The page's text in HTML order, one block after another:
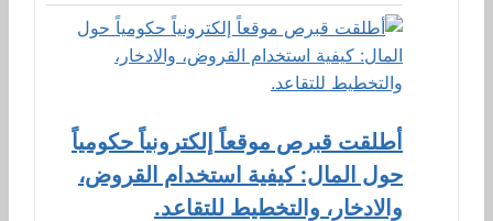
أطلقت قبرص موقعاً إلكترونياً حكومياً
حول المال: كيفية استخدام القروض،
والادخار، والتخطيط للتقاعد.